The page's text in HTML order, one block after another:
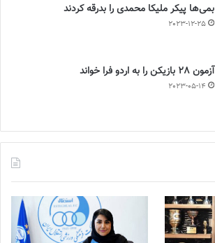
بمی‌ها پیکر ملیکا محمدی را بدرقه کردند
2023-12-25
آزمون 28 بازیکن را به اردو فرا خواند
2023-05-14